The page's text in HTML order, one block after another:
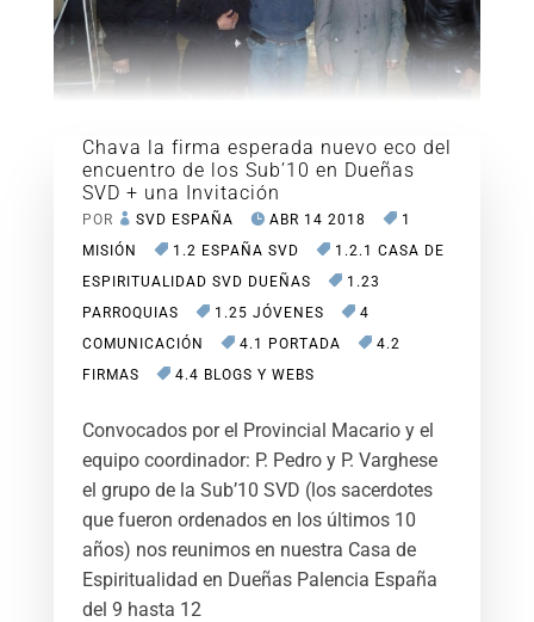
Chava la firma esperada nuevo eco del
encuentro de los Sub’10 en Dueñas
SVD + una Invitación
POR SVD ESPAÑA ABR 14 2018
1
MISIÓN
1.2 ESPAÑA SVD
1.2.1 CASA DE
ESPIRITUALIDAD SVD DUEÑAS
1.23
PARROQUIAS
1.25 JÓVENES
4
COMUNICACIÓN
4.1 PORTADA
4.2
FIRMAS
4.4 BLOGS Y WEBS
Convocados por el Provincial Macario y el
equipo coordinador: P. Pedro y P. Varghese
el grupo de la Sub’10 SVD (los sacerdotes
que fueron ordenados en los últimos 10
años) nos reunimos en nuestra Casa de
Espiritualidad en Dueñas Palencia España
del 9 hasta 12